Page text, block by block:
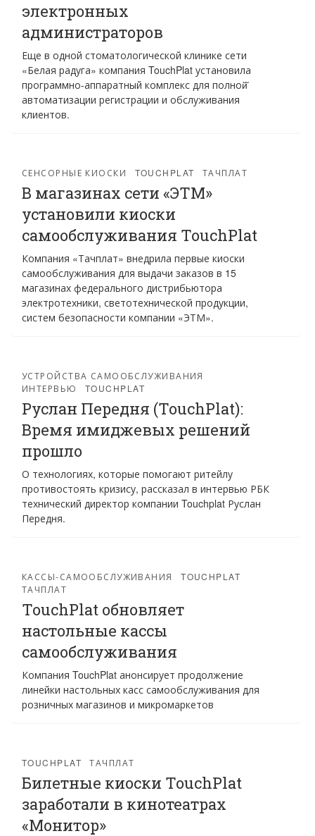
электронных
администраторов
Еще в одной стоматологической клинике сети
«Белая радуга» компания TouchPlat установила
программно-аппаратный комплекс для полной̆
автоматизации регистрации и обслуживания
клиентов.
СЕНСОРНЫЕ КИОСКИ TOUCHPLAT ТАЧПЛАТ
В магазинах сети «ЭТМ»
установили киоски
самообслуживания TouchPlat
Компания «Тачплат» внедрила первые киоски
самообслуживания для выдачи заказов в 15
магазинах федерального дистрибьютора
электротехники, светотехнической продукции,
систем безопасности компании «ЭТМ».
УСТРОЙСТВА САМООБСЛУЖИВАНИЯ
ИНТЕРВЬЮ
TOUCHPLAT
Руслан Передня (TouchPlat):
Время имиджевых решений
прошло
О технологиях, которые помогают ритейлу
противостоять кризису, рассказал в интервью РБК
технический директор компании Touchplat Руслан
Передня.
КАССЫ-САМООБСЛУЖИВАНИЯ
TOUCHPLAT
ТАЧПЛАТ
TouchPlat обновляет
настольные кассы
самообслуживания
Компания TouchPlat анонсирует продолжение
линейки настольных касс самообслуживания для
розничных магазинов и микромаркетов
TOUCHPLAT ТАЧПЛАТ
Билетные киоски TouchPlat
заработали в кинотеатрах
«Монитор»